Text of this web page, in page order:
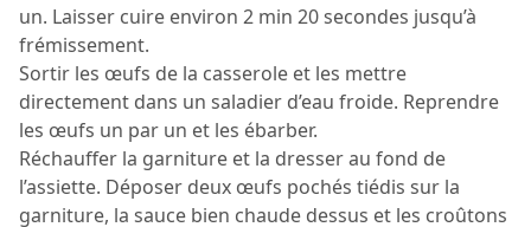
un. Laisser cuire environ 2 min 20 secondes jusqu’à
frémissement.
Sortir les œufs de la casserole et les mettre
directement dans un saladier d’eau froide. Reprendre
les œufs un par un et les ébarber.
Réchauffer la garniture et la dresser au fond de
l’assiette. Déposer deux œufs pochés tiédis sur la
garniture, la sauce bien chaude dessus et les croûtons